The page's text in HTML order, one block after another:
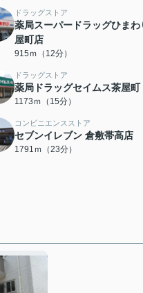
ドラッグストア
薬局スーパードラッグひまわ
屋町店
915ｍ（12分）
ドラッグストア
薬局ドラッグセイムス茶屋町
1173ｍ（15分）
コンビニエンスストア
セブンイレブン 倉敷帯高店
1791ｍ（23分）